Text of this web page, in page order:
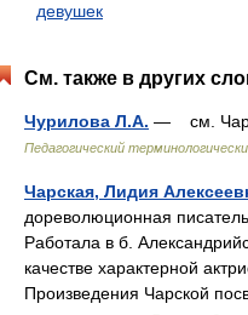
девушек
См. также в других
Чурилова Л.А. — см.
Педагогический
Чарская, Лидия
дореволюционная
Работала в б.
качестве характерной
Произведения Чарской